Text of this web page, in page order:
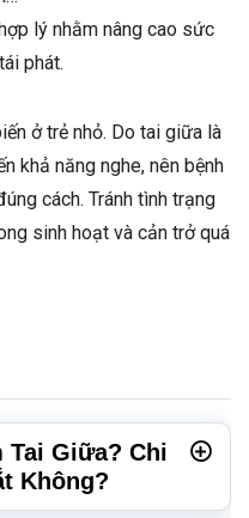
lý nhằm nâng cao sức
phát.
ở trẻ nhỏ. Do tai giữa là
khả năng nghe, nên bệnh
cách. Tránh tình trạng
sinh hoạt và cản trở quá
Tai Giữa? Chi
Không?